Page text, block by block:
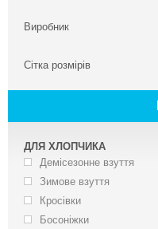
Виробник
Сітка розмірів
ДЛЯ ХЛОПЧИКА
Демісезонне взуття
Зимове взуття
Кросівки
Босоніжки